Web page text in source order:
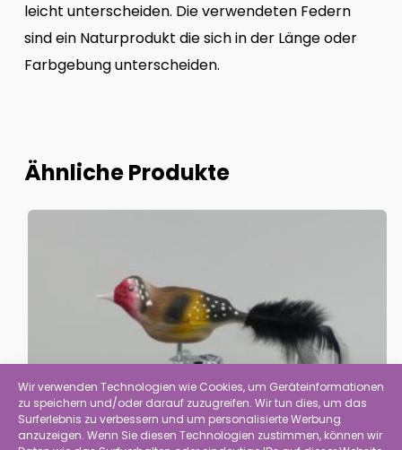
Wir verwenden Technologien wie Cookies, um Geräteinformationen
zu speichern und/oder darauf zuzugreifen. Wir tun dies, um das
Surferlebnis zu verbessern und um personalisierte Werbung
anzuzeigen. Wenn Sie diesen Technologien zustimmen, können wir
leicht unterscheiden. Die verwendeten Federn
sind ein Naturprodukt die sich in der Länge oder
Farbgebung unterscheiden.
Ähnliche Produkte